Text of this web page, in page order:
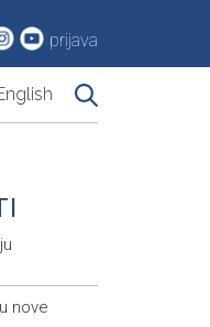
prijava
nove